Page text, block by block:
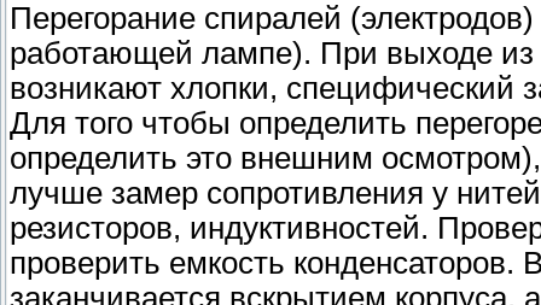
Перегорание спиралей
работающей лампе). При выходе из
возникают хлопки, специфический
Для того чтобы определить
определить это внешним
лучше замер сопротивления у
резисторов, индуктивностей.
проверить емкость конденсаторов.
заканчивается вскрытием